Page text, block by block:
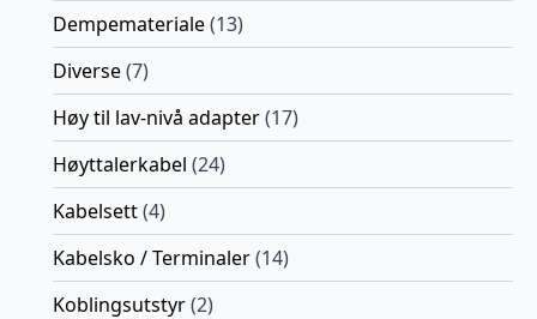
Dempemateriale(13)
Diverse(7)
Høy til lav-nivå adapter(17)
Høyttalerkabel (24)
Kabelsett(4)
Kabelsko / Terminaler(14)
Koblingsutstyr(2)